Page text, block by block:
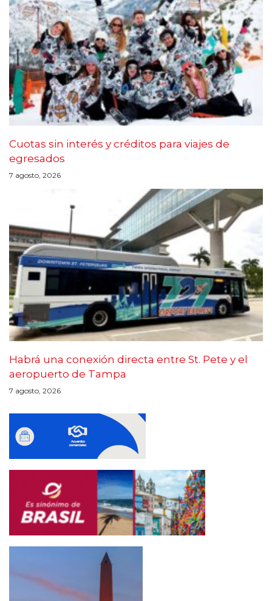
Cuotas sin interés y créditos para viajes de
egresados
7 agosto, 2026
Habrá una conexión directa entre St. Pete y el
aeropuerto de Tampa
7 agosto, 2026